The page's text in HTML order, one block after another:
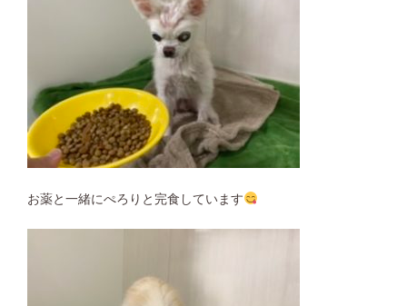
お薬と一緒にぺろりと完食しています